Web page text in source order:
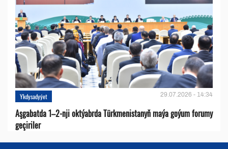
Ykdysadyýet 29.07.2026 - 14:34
Aşgabatda 1–2-nji oktýabrda Türkmenistanyň maýa goýum forumy
geçiriler